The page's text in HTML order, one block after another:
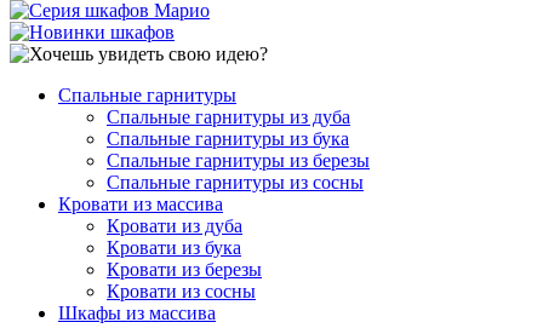
Спальные гарнитуры
Спальные гарнитуры из дуба
Спальные гарнитуры из бука
Спальные гарнитуры из березы
Спальные гарнитуры из сосны
Кровати из массива
Кровати из дуба
Кровати из бука
Кровати из березы
Кровати из сосны
Шкафы из массива